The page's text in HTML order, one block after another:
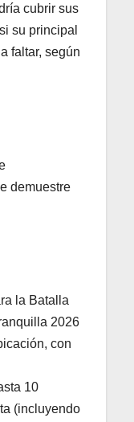
cubrir sus
su principal
faltar, según
demuestre
la Batalla
2026
con
10
(incluyendo